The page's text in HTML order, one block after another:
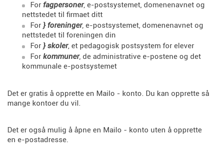
For fagpersoner, e-postsystemet, domenenavnet og
nettstedet til firmaet ditt
For } foreninger, e-postsystemet, domenenavnet og
nettstedet til foreningen din
For } skoler, et pedagogisk postsystem for elever
For kommuner, de administrative e-postene og det
kommunale e-postsystemet
Det er gratis å opprette en Mailo - konto. Du kan opprette så
mange kontoer du vil.
Det er også mulig å åpne en Mailo - konto uten å opprette
en e-postadresse.